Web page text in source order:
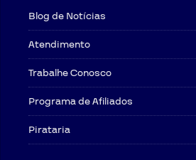
Blog de Notícias
Atendimento
Trabalhe Conosco
Programa de Afiliados
Pirataria